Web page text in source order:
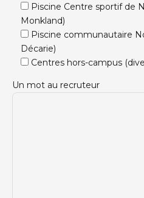
Piscine Centre sportif de
Monkland)
Piscine communautaire
Décarie)
Centres hors-campus
Un mot au recruteur